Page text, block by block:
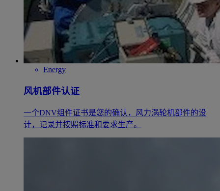
Energy
风机部件认证
一个DNV组件证书是您的确认，风力涡轮机部件的设
计，记录并按照标准和要求生产。